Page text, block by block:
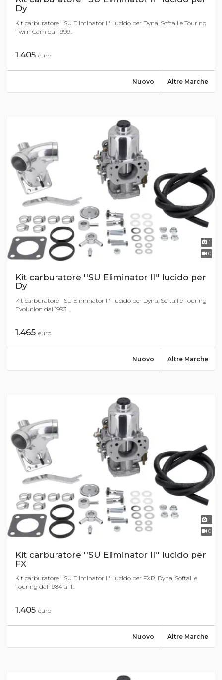
Dy
Kit carburatore ''SU Eliminator II'' lucido per Dyna, Softail e Touring
Twiin Cam dal 1999...
1.405 euro
Altre Marche
Nuovo
1
0
Kit carburatore ''SU Eliminator II'' lucido per
Dy
Kit carburatore ''SU Eliminator II'' lucido per Dyna, Softail e Touring
Evolution dal 1993...
1.465 euro
Altre Marche
Nuovo
1
0
Kit carburatore ''SU Eliminator II'' lucido per
FX
Kit carburatore ''SU Eliminator II'' lucido per FXR, Dyna, Softail e
Touring dal 1984 al 1...
1.405 euro
Altre Marche
Nuovo